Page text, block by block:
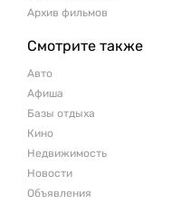
Архив фильмов
Смотрите также
Авто
Афиша
Базы отдыха
Кино
Недвижимость
Новости
Объявления